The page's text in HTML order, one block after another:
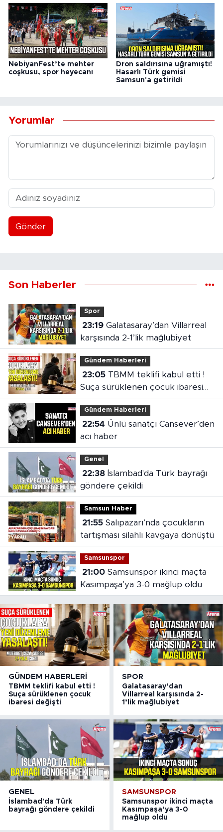
NebiyanFest’te mehter
coşkusu, spor heyecanı
Dron saldırısına uğramıştı!
Hasarlı Türk gemisi
Samsun'a getirildi
Yorumlar
Gönder
Son Haberler
Spor
23:19Galatasaray’dan Villarreal
karşısında 2-1’lik mağlubiyet
Gündem Haberleri
23:05TBMM teklifi kabul etti !
Suça sürüklenen çocuk ibaresi
değişti
Gündem Haberleri
22:54
acı haber
Genel
22:38İslambad'da Türk bayrağı
göndere çekildi
Samsun Haber
21:55Salıpazarı’nda çocukların
tartışması silahlı kavgaya dönüştü
Samsunspor
21:00Samsunspor ikinci maçta
Kasımpaşa’ya 3-0 mağlup oldu
GÜNDEM HABERLERI
TBMM teklifi kabul etti !
Suça sürüklenen çocuk
ibaresi değişti
SPOR
Galatasaray’dan
Villarreal karşısında 2-
1’lik mağlubiyet
GENEL
İslambad'da Türk
bayrağı göndere çekildi
SAMSUNSPOR
Samsunspor ikinci maçta
Kasımpaşa’ya 3-0
mağlup oldu